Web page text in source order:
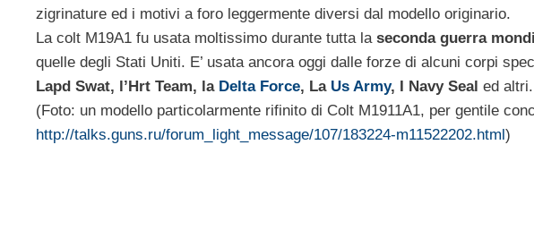
zigrinature ed i motivi a foro leggermente diversi dal modello originario.
La colt M19A1 fu usata moltissimo durante tutta la seconda guerra
quelle degli Stati Uniti. E’ usata ancora oggi dalle forze di alcuni corpi
Lapd Swat, l’Hrt Team, la Delta Force, La Us Army, I Navy Seal ed altri.
(Foto: un modello particolarmente rifinito di Colt M1911A1, per gentile
http://talks.guns.ru/forum_light_message/107/183224-m11522202.html)